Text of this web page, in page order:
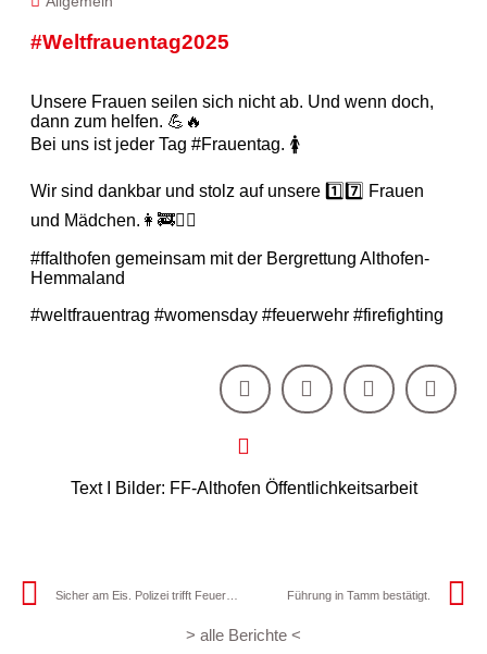
#Weltfrauentag2025
Unsere Frauen seilen sich nicht ab. Und wenn doch,
dann zum helfen. 💪🔥
Bei uns ist jeder Tag #Frauentag. 🚺
Wir sind dankbar und stolz auf unsere 1️⃣7️⃣ Frauen
und Mädchen.👩‍🚒❤️‍🔥
#ffalthofen gemeinsam mit der Bergrettung Althofen-
Hemmaland
#weltfrauentrag #womensday #feuerwehr #firefighting
Text I Bilder: FF-Althofen Öffentlichkeitsarbeit
Führung in Tamm bestätigt.
> alle Berichte <